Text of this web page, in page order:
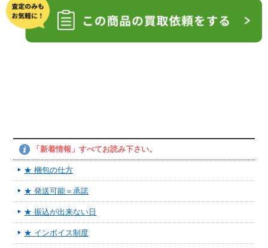
「新着情報」すべてお読み下さい。
★ 梱包の仕方
★ 発送可能＝承諾
★ 振込が出来ない日
★ インボイス制度